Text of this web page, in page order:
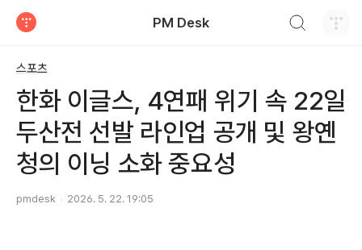
PM Desk
스포츠
한화 이글스, 4연패 위기 속 22일
두산전 선발 라인업 공개 및 왕옌
청의 이닝 소화 중요성
pmdesk 2026. 5. 22. 19:05